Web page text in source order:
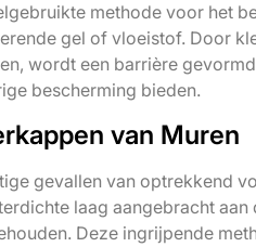
methode voor het
gel of vloeistof. Door
wordt een barrière
bescherming bieden.
van Muren
gevallen van optrekkend
laag aangebracht
Deze ingrijpende